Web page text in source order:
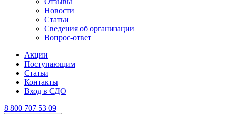
Новости
Статьи
Сведения об организации
Вопрос-ответ
Акции
Поступающим
Статьи
Контакты
Вход в СДО
8 800 707 53 09